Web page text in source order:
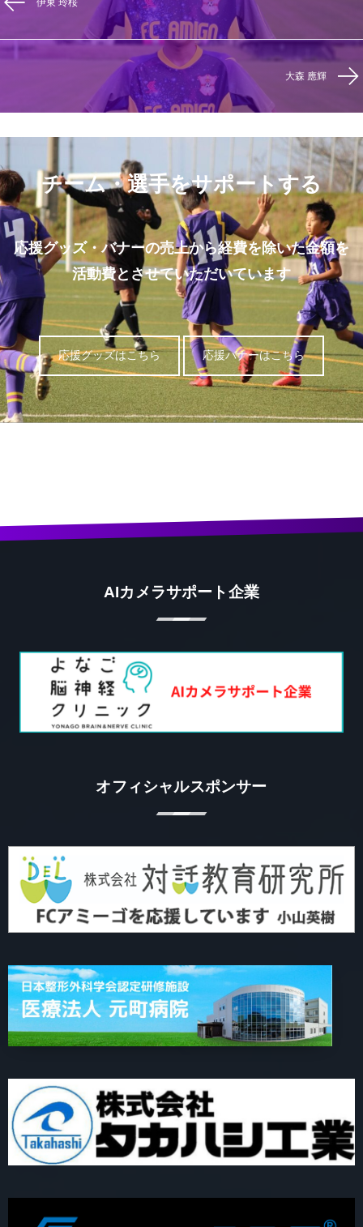
大森 應輝
チーム・選手をサポートする
応援グッズ・バナーの売上から経費を除いた金額を
活動費とさせていただいています
応援グッズはこちら 応援バナーはこちら
AIカメラサポート企業
オフィシャルスポンサー